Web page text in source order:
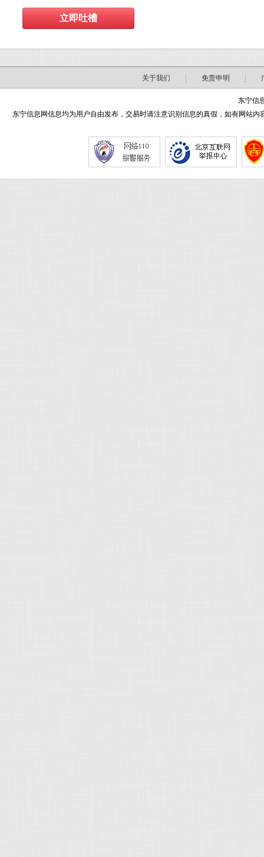
关于我们 免责申明
东宁信
东宁信息网信息均为用户自由发布，交易时请注意识别信息的真假，如有网站内